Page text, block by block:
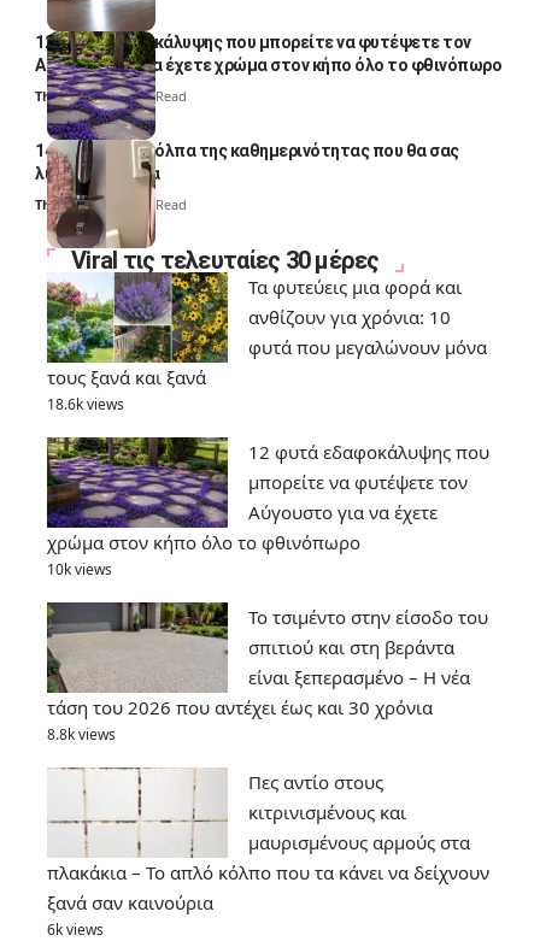
12 φυτά εδαφοκάλυψης που μπορείτε να φυτέψετε τον
Αύγουστο για να έχετε χρώμα στον κήπο όλο το φθινόπωρο
Thali Ombre7 Min Read
14 πανέξυπνα κόλπα της καθημερινότητας που θα σας
λύσουν τα χέρια
Thali Ombre 6 Min Read
Viral τις τελευταίες 30 μέρες
Τα φυτεύεις μια φορά και
ανθίζουν για χρόνια: 10
φυτά που μεγαλώνουν μόνα
τους ξανά και ξανά
18.6k views
12 φυτά εδαφοκάλυψης που
μπορείτε να φυτέψετε τον
Αύγουστο για να έχετε
χρώμα στον κήπο όλο το φθινόπωρο
10k views
Το τσιμέντο στην είσοδο του
σπιτιού και στη βεράντα
είναι ξεπερασμένο – Η νέα
τάση του 2026 που αντέχει έως και 30 χρόνια
8.8k views
Πες αντίο στους
κιτρινισμένους και
μαυρισμένους αρμούς στα
πλακάκια – Το απλό κόλπο που τα κάνει να δείχνουν
ξανά σαν καινούρια
6k views